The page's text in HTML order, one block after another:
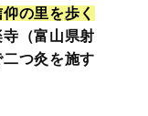
仰の里を歩 く
（富山県射
つ灸を施す